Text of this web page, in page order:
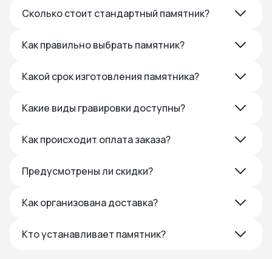
Сколько стоит стандартный памятник?
Как правильно выбрать памятник?
Какой срок изготовления памятника?
Какие виды гравировки доступны?
Как происходит оплата заказа?
Предусмотрены ли скидки?
Как организована доставка?
Кто устанавливает памятник?